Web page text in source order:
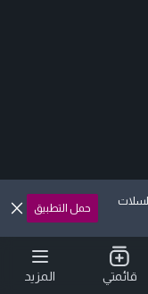
حمل التطبيق
قائمتي المزيد